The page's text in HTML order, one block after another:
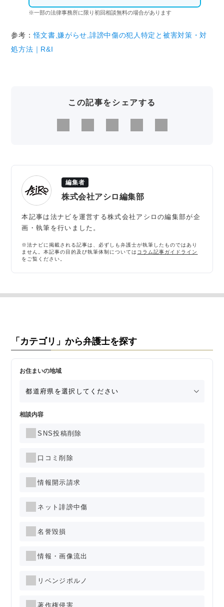
※一部の法律事務所に限り初回相談無料の場合があります
参考：怪文書,嫌がらせ,誹謗中傷の犯人特定と被害対策・対
処方法｜R&I
この記事をシェアする
編集者
株式会社アシロ編集部
本記事は法ナビを運営する株式会社アシロの編集部が企
画・執筆を行いました。
※法ナビに掲載される記事は、必ずしも弁護士が執筆したものではあり
ません。本記事の目的及び執筆体制については コラム記事ガイドライン
をご覧ください。
「カテゴリ」から弁護士を探す
お住まいの地域
相談内容
SNS投稿削除
口コミ削除
情報開示請求
ネット誹謗中傷
名誉毀損
情報・画像流出
リベンジポルノ
著作権侵害